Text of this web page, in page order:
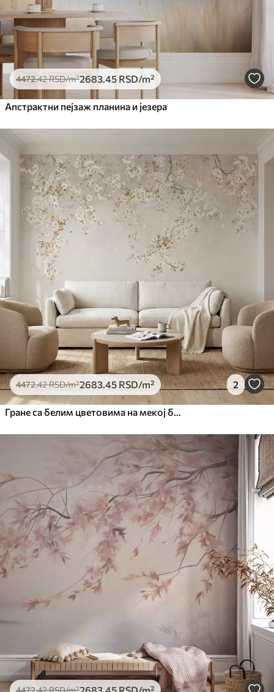
4472.42RSD/m²2683 .45 RSD/m²
Апстрактни пејзаж планина и језера
4472.42RSD/m²2683 .45 RSD/m² 2
4472.42RSD/m²2683 .45 RSD/m²